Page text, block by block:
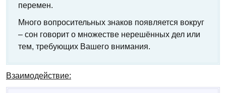
перемен.
Много вопросительных знаков появляется вокруг
– сон говорит о множестве нерешённых дел или
тем, требующих Вашего внимания.
Взаимодействие: